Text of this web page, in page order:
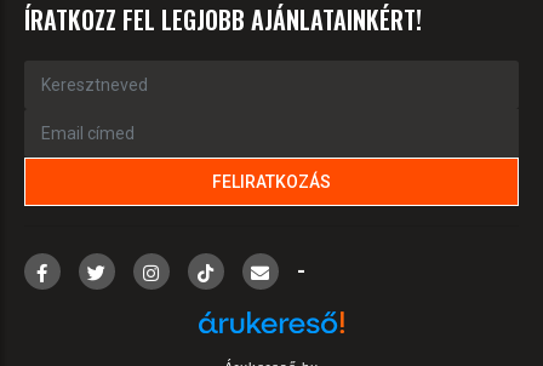
ÍRATKOZZ FEL LEGJOBB AJÁNLATAINKÉRT!
-